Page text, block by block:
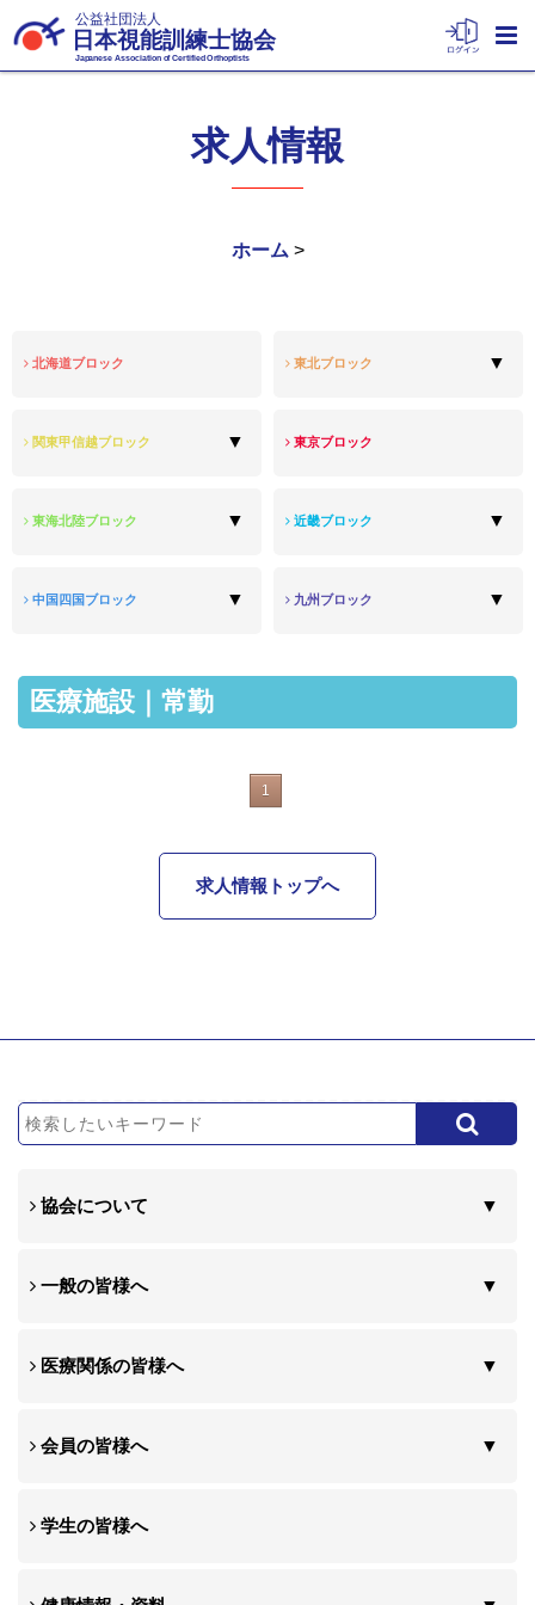
公益社団法人
日本視能訓練士協会
Japanese Association of Certified Orthoptists
求人情報
ホーム >
北海道ブロック 東北ブロック
関東甲信越ブロック 東京ブロック
東海北陸ブロック 近畿ブロック
中国四国ブロック 九州ブロック
医療施設｜常勤
1
求人情報トップへ
協会について
一般の皆様へ
医療関係の皆様へ
会員の皆様へ
学生の皆様へ